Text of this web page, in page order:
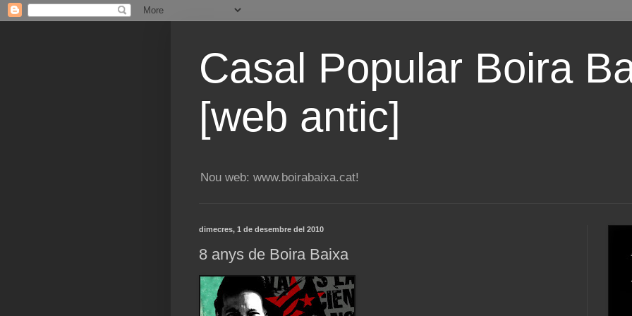
Casal Popular Boira
[web antic]
Nou web: www.boirabaixa.cat!
dimecres, 1 de desembre del 2010
8 anys de Boira Baixa